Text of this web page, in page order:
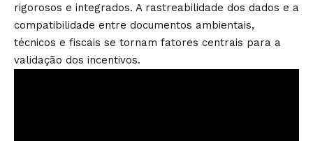
rigorosos e integrados. A rastreabilidade dos dados e a
compatibilidade entre documentos ambientais,
técnicos e fiscais se tornam fatores centrais para a
validação dos incentivos.